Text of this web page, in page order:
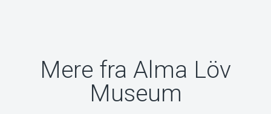
Mere fra Alma Löv
Museum